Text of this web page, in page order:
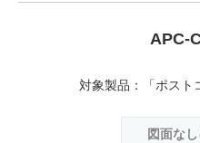
APC-
対象製品：「ポスト
図面な